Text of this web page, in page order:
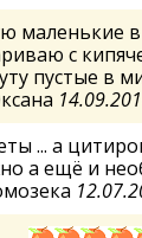
маленькие
с
пустые в
... а
а ещё и